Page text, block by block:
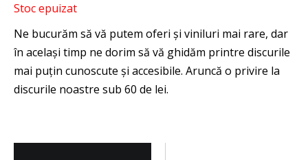
Stoc epuizat